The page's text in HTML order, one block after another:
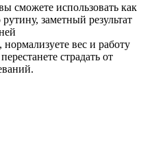
сможете использовать как
заметный результат
вес и работу
страдать от